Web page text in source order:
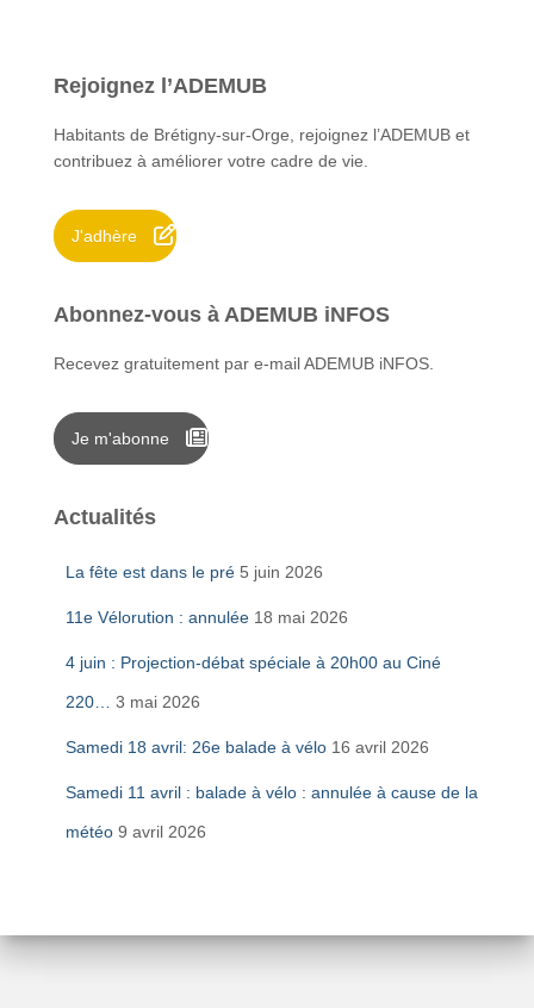
r
h
e
:
Rejoignez l’ADEMUB
Habitants de Brétigny-sur-Orge, rejoignez l’ADEMUB et
contribuez à améliorer votre cadre de vie.
J'adhère
Abonnez-vous à ADEMUB iNFOS
Recevez gratuitement par e-mail ADEMUB iNFOS.
Je m'abonne
Actualités
La fête est dans le pré 5 juin 2026
11e Vélorution : annulée 18 mai 2026
4 juin : Projection-débat spéciale à 20h00 au Ciné
220… 3 mai 2026
Samedi 18 avril: 26e balade à vélo 16 avril 2026
Samedi 11 avril : balade à vélo : annulée à cause de la
météo 9 avril 2026